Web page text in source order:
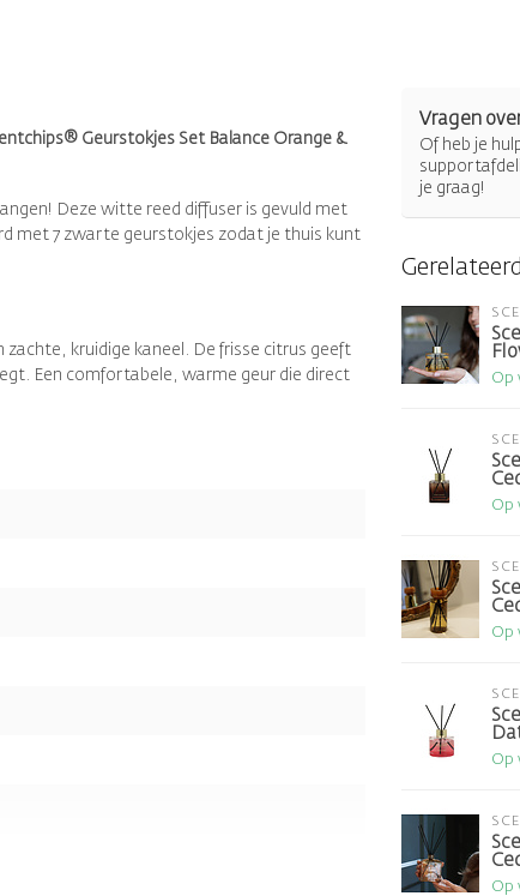
Geurstokjes Set Balance Orange &
Deze witte reed diffuser is gevuld met
met 7 zwarte geurstokjes zodat je thuis kunt
kruidige kaneel. De frisse citrus geeft
Een comfortabele, warme geur die direct
Vragen
Of heb je
je graag!
Op
Op
Op
Op
Op